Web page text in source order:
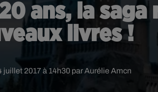
ans, la
livres !
juillet 2017 à 14h30 par Aurélie Amcn